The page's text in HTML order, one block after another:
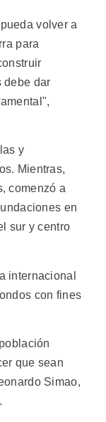
volver a
para
debe dar
y
Mientras,
comenzó a
en
sur y centro
internacional
con fines
que sean
Simao,